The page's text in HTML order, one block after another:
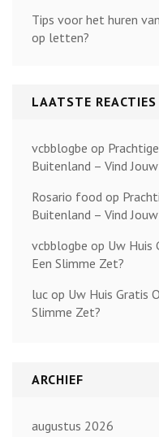
Tips voor het huren
op letten?
LAATSTE REACTIES
vcbblogbe op
Buitenland – Vind
Rosario food op
Buitenland – Vind
vcbblogbe op Uw Huis
Een Slimme Zet?
luc op Uw Huis Gratis
Slimme Zet?
ARCHIEF
augustus 2026